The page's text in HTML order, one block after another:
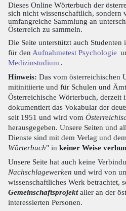
Dieses Online Wörterbuch der
sich nicht wissenschaftlich, sondern
umfangreiche Sammlung an
Österreich zu sammeln.
Die Seite unterstützt auch Studenten
für den Aufnahmetest Psychologie
Medizinstudium .
Hinweis: Das vom österreichischen
mitinitiierte und für Schulen und
Österreichische Wörterbuch, derzeit
dokumentiert das Vokabular der
seit 1951 und wird vom
herausgegeben. Unsere Seiten und
Dienste sind mit dem Verlag und
Wörterbuch" in keiner Weise
Unsere Seite hat auch keine
Nachschlagewerken und wird von
wissenschaftliches Werk betrachtet,
Gemeinschaftsprojektaller an der
interessierten Personen.